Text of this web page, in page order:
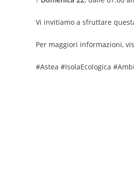
Vi invitiamo a sfruttare
Per maggiori informazioni,
#Astea #IsolaEcologica